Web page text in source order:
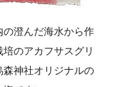
澄んだ海水から作
のアカフサスグリ
神社オリジナルの